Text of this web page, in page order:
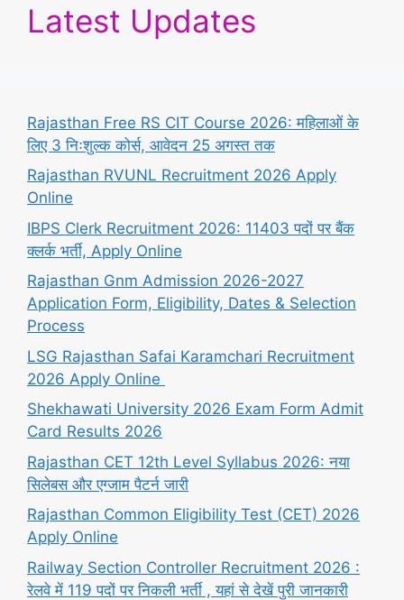
Latest Updates
Rajasthan Free RS CIT Course 2026: महिलाओं के
लिए 3 निःशुल्क कोर्स, आवेदन 25 अगस्त तक
Rajasthan RVUNL Recruitment 2026 Apply
Online
IBPS Clerk Recruitment 2026: 11403 पदों पर बैंक
क्लर्क भर्ती, Apply Online
Rajasthan Gnm Admission 2026-2027
Application Form, Eligibility, Dates & Selection
Process
LSG Rajasthan Safai Karamchari Recruitment
2026 Apply Online
Shekhawati University 2026 Exam Form Admit
Card Results 2026
Rajasthan CET 12th Level Syllabus 2026: नया
सिलेबस और एग्जाम पैटर्न जारी
Rajasthan Common Eligibility Test (CET) 2026
Apply Online
Railway Section Controller Recruitment 2026 :
रेलवे में 119 पदों पर निकली भर्ती , यहां से देखें पुरी जानकारी